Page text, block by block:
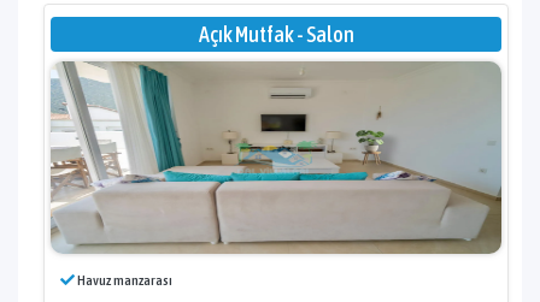
Açık Mutfak - Salon
Havuz manzarası